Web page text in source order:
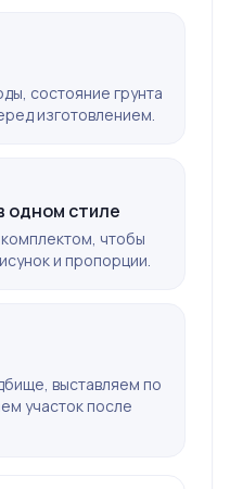
состояние грунта
изготовлением.
одном стиле
чтобы
и пропорции.
выставляем по
участок после